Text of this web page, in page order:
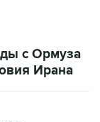
с Ормуза
Ирана